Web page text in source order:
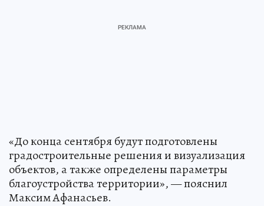
«До конца сентября будут подготовлены
градостроительные решения и визуализация
объектов, а также определены параметры
благоустройства территории», — пояснил
Максим Афанасьев.